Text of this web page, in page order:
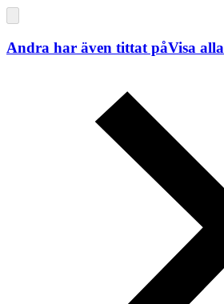
Andra har även tittat påVisa alla